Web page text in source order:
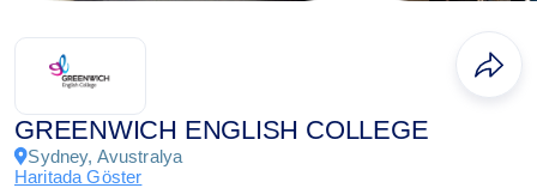
GREENWICH ENGLISH COLLEGE
Sydney, Avustralya
Haritada Göster